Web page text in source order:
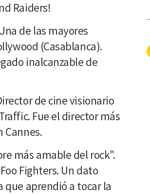
Raiders!
de las mayores
(Casablanca).
inalcanzable de
de cine visionario
Fue el director más
Cannes.
más amable del rock".
Fighters. Un dato
que aprendió a tocar la